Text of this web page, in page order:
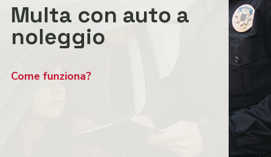
Multa con auto a
noleggio
Come funziona?